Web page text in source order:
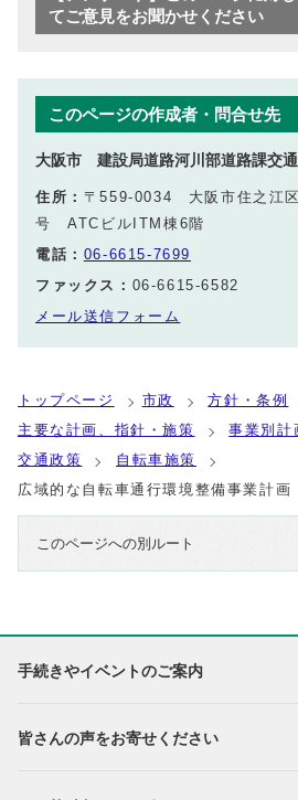
てご意見をお聞かせください
このページの作成者・問合せ先
大阪市 建設局道路河川部道路課交
住所： 〒559-0034 大阪市住之江
号 ATCビルITM棟6階
電話： 06-6615-7699
ファックス： 06-6615-6582
メール送信フォーム
トップページ 市政
方針・条例
主要な計画、指針・施策
事業別計
交通政策
自転車施策
広域的な自転車通行環境整備事業計画
このページへの別ルート
手続きやイベントのご案内
皆さんの声をお寄せください